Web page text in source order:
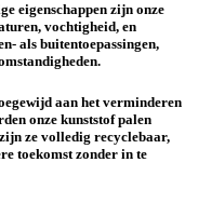
eigenschappen zijn onze
vochtigheid, en
als buitentoepassingen,
aan het verminderen
onze kunststof palen
ze volledig recyclebaar,
toekomst zonder in te